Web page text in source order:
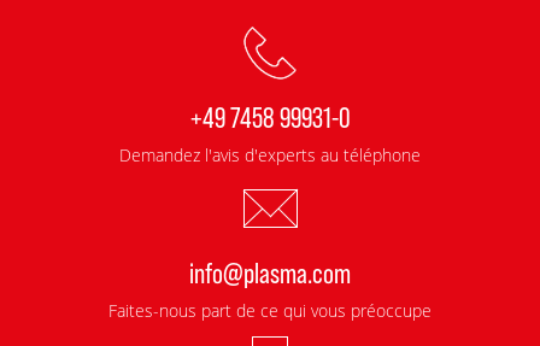
+49 7458 99931-0
Demandez l'avis d'experts au téléphone
info@plasma.com
Faites-nous part de ce qui vous préoccupe